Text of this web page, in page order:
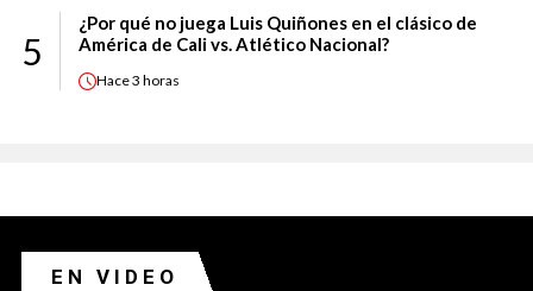
5
¿Por qué no juega Luis Quiñones en el clásico de
América de Cali vs. Atlético Nacional?
Hace3 horas
EN VIDEO